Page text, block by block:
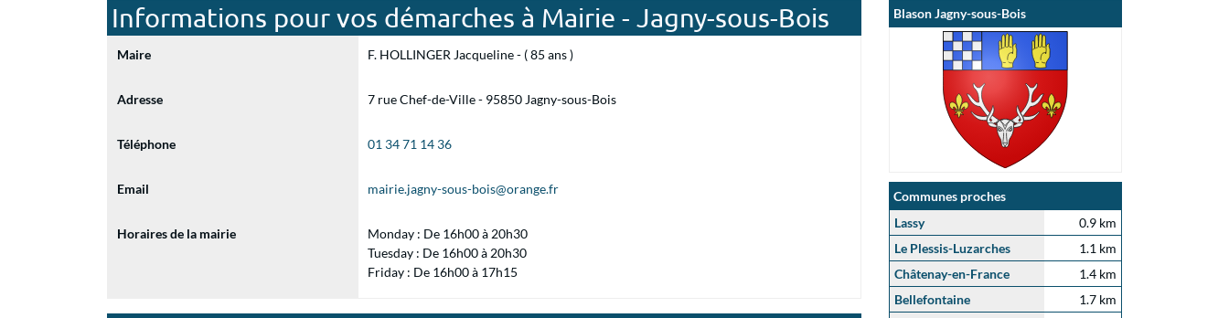
Informations pour vos démarches à Mairie - Jagny-sous-Bois
Maire F. HOLLINGER Jacqueline - ( 85 ans )
Adresse 7 rue Chef-de-Ville - 95850 Jagny-sous-Bois
Téléphone 01 34 71 14 36
Email mairie.jagny-sous-bois@orange.fr
Horaires de la mairie
Monday : De 16h00 à 20h30
Tuesday : De 16h00 à 20h30
Friday : De 16h00 à 17h15
Blason Jagny-sous-Bois
Communes proches
Lassy
0.9 km
Le Plessis-Luzarches
1.1 km
Châtenay-en-France
1.4 km
Bellefontaine
1.7 km